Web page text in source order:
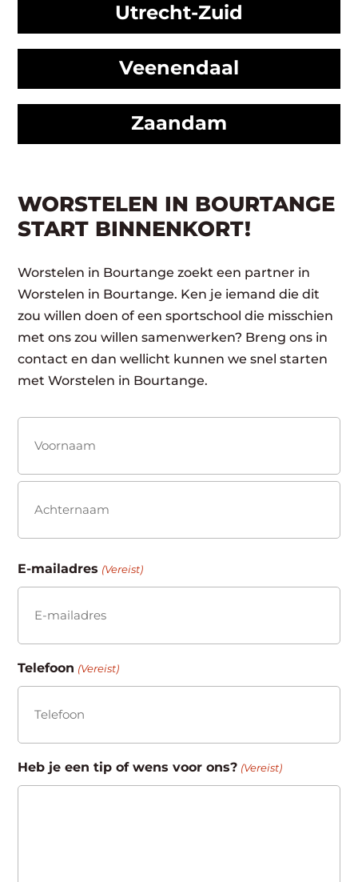
Utrecht-Zuid
Veenendaal
Zaandam
WORSTELEN IN BOURTANGE
START BINNENKORT!
Worstelen in Bourtange zoekt een partner in
Worstelen in Bourtange. Ken je iemand die dit
zou willen doen of een sportschool die misschien
met ons zou willen samenwerken? Breng ons in
contact en dan wellicht kunnen we snel starten
met Worstelen in Bourtange.
(Vereist)
Voornaam
E-mailadres (Vereist)
Telefoon (Vereist)
Heb je een tip of wens voor ons? (Vereist)